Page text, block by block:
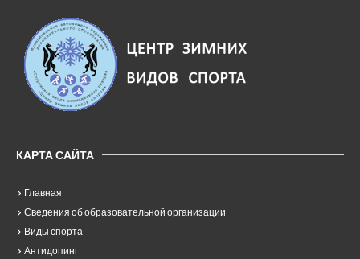
КАРТА САЙТА
Главная
Сведения об образовательной организации
Виды спорта
Антидопинг